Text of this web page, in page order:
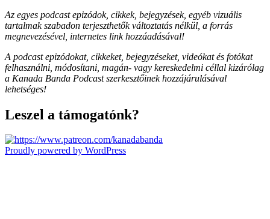
Az egyes podcast epizódok, cikkek, bejegyzések, egyéb vizuális
tartalmak szabadon terjeszthetők változtatás nélkül, a forrás
megnevezésével, internetes link hozzáadásával!
A podcast epizódokat, cikkeket, bejegyzéseket, videókat és fotókat
felhasználni, módosítani, magán- vagy kereskedelmi céllal kizárólag
a Kanada Banda Podcast szerkesztőinek hozzájárulásával
lehetséges!
Leszel a támogatónk?
Proudly powered by WordPress